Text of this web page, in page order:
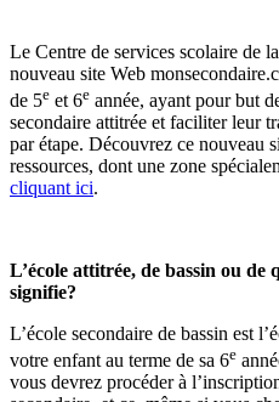
Le Centre de services scolaire de
nouveau site Web
de 5e et 6e année, ayant pour but
secondaire attitrée et faciliter leur
par étape. Découvrez ce nouveau
ressources, dont une zone
cliquant ici.
L’école attitrée, de bassin ou de
signifie?
L’école secondaire de bassin est
votre enfant au terme de sa 6e
vous devrez procéder à